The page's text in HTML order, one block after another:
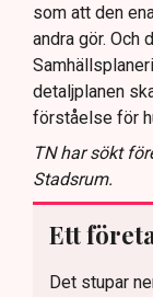
som att den
andra gör. Och
detaljplanen
förståelse för
TN har sökt
Stadsrum.
Ett
Det stupar